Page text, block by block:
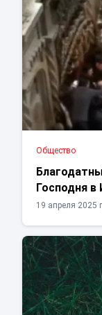
Общество
Господня в
19 апреля 2025